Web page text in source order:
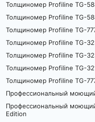
Толщиномер Profiline TG-
Толщиномер Profiline TG-
Толщиномер Profiline TG-
Толщиномер Profiline TG-
Толщиномер Profiline TG-
Толщиномер Profiline TG-
Толщиномер Profiline TG-
Профессиональный
Профессиональный
Edition